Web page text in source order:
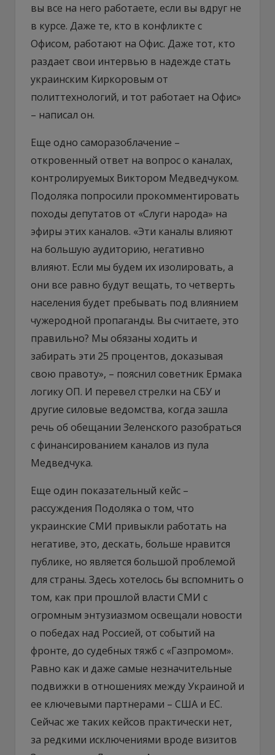
вы все на него работаете, если вы вдруг не
в курсе. Даже те, кто в конфликте с
Офисом, работают на Офис. Даже тот, кто
раздает свои интервью в надежде стать
украинским Киркоровым от
политтехнологий, и тот работает на Офис»
– написал он.
Еще одно саморазоблачение –
откровенный ответ на вопрос о каналах,
контролируемых Виктором Медведчуком.
Подоляка попросили прокомментировать
походы депутатов от «Слуги народа» на
эфиры этих каналов. «Эти каналы влияют
на большую аудиторию, негативно
влияют. Если мы будем их изолировать, а
они все равно будут вещать, то четверть
населения будет пребывать под влиянием
чужеродной пропаганды. Вы считаете, это
правильно? Мы обязаны ходить и
забирать эти 25 процентов, доказывая
свою правоту», – пояснил советник Ермака
логику ОП. И перевел стрелки на СБУ и
другие силовые ведомства, когда зашла
речь об обещании Зеленского разобраться
с финансированием каналов из пула
Медведчука.
Еще один показательный кейс –
рассуждения Подоляка о том, что
украинские СМИ привыкли работать на
негативе, это, дескать, больше нравится
публике, но является большой проблемой
для страны. Здесь хотелось бы вспомнить о
том, как при прошлой власти СМИ с
огромным энтузиазмом освещали новости
о победах над Россией, от событий на
фронте, до судебных тяжб с «Газпромом».
Равно как и даже самые незначительные
подвижки в отношениях между Украиной и
ее ключевыми партнерами – США и ЕС.
Сейчас же таких кейсов практически нет,
за редкими исключениями вроде визитов